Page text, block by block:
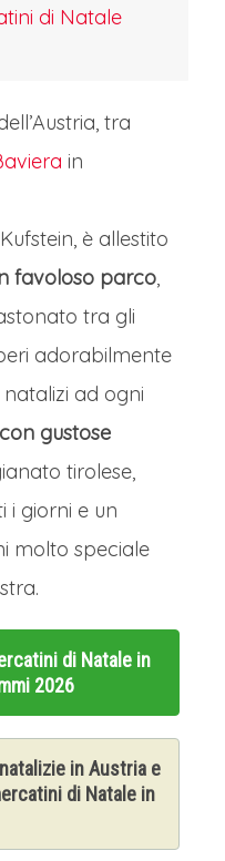
di Natale
tra
in
è allestito
favoloso parco,
tra gli
adorabilmente
ad ogni
gustose
tirolese,
i giorni e un
molto speciale
di Natale in
2026
in Austria e
di Natale in